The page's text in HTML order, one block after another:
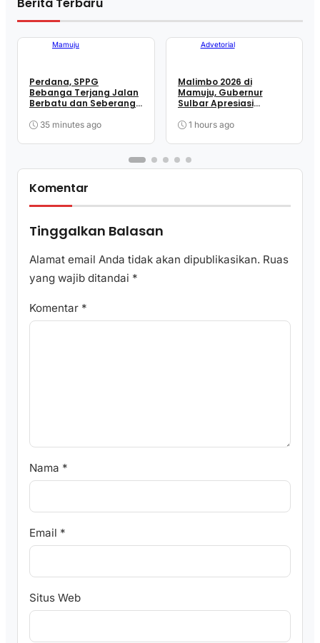
Mamuju
Perdana, SPPG
Bebanga Terjang Jalan
Berbatu dan Seberangi
MBG ke SDN Kassa
35 minutes ago
Advetorial
Malimbo 2026 di
Mamuju, Gubernur
Sulbar Apresiasi
Suhardi, Petani Mamuju
Pupuk
1 hours ago
Komentar
Tinggalkan Balasan
Alamat email Anda tidak akan dipublikasikan. Ruas
yang wajib ditandai *
Komentar *
Nama *
Email *
Situs Web